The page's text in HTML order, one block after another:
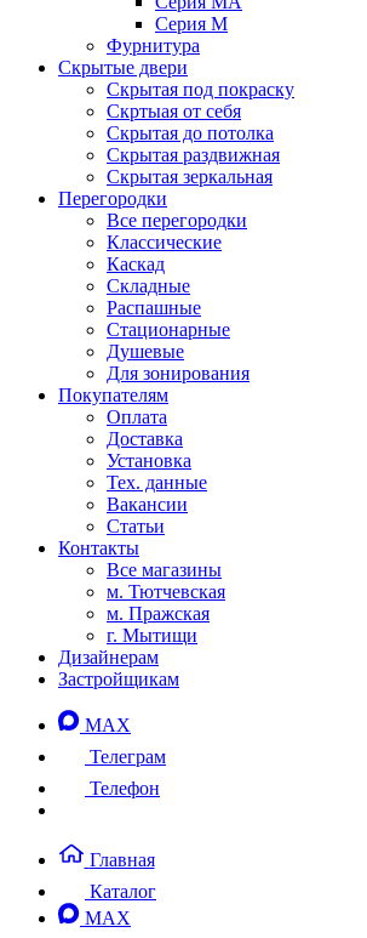
Серия M
Фурнитура
Скрытые двери
Скрытая под покраску
Скртыая от себя
Скрытая до потолка
Скрытая раздвижная
Скрытая зеркальная
Перегородки
Все перегородки
Классические
Каскад
Складные
Распашные
Стационарные
Душевые
Для зонирования
Покупателям
Оплата
Доставка
Установка
Тех. данные
Вакансии
Статьи
Контакты
Все магазины
м. Тютчевская
м. Пражская
г. Мытищи
Дизайнерам
Застройщикам
MAX
Телеграм
Телефон
Главная
Каталог
MAX